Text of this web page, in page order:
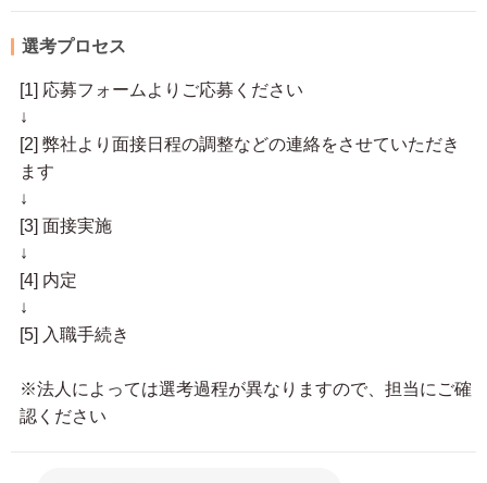
選考プロセス
[1] 応募フォームよりご応募ください
↓
[2] 弊社より面接日程の調整などの連絡をさせていただき
ます
↓
[3] 面接実施
↓
[4] 内定
↓
[5] 入職手続き
※法人によっては選考過程が異なりますので、担当にご確
認ください